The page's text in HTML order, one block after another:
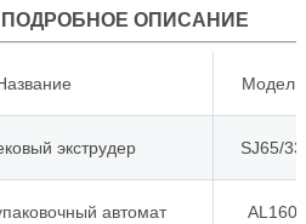
ПОДРОБНОЕ ОПИСАНИЕ
Модель
экструдер SJ65/33
автомат AL160